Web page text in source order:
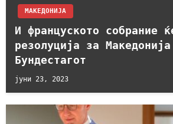
МАКЕДОНИЈА
И француското собрание
резолуција за
Бундестагот
јуни 23, 2023